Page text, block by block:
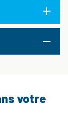
votre